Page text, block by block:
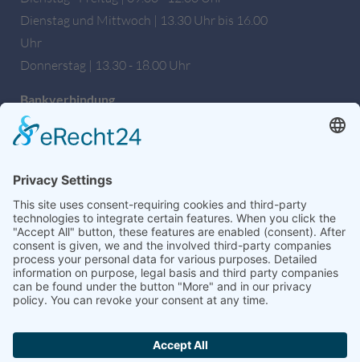
Dienstag und Mittwoch | 13.30 Uhr bis 16.00
Uhr
Donnerstag | 13.30 - 18.00 Uhr
Bankverbindung
Sparkasse Hochfranken
IBAN: DE27 7805 0000 0222 1672 56
Wir sind auch auf Facebook!